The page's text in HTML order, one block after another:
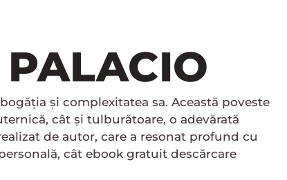
și complexitatea sa. Această poveste
cât și tulburătoare, o adevărată
de autor, care a resonat profund cu
cât ebook gratuit descărcare